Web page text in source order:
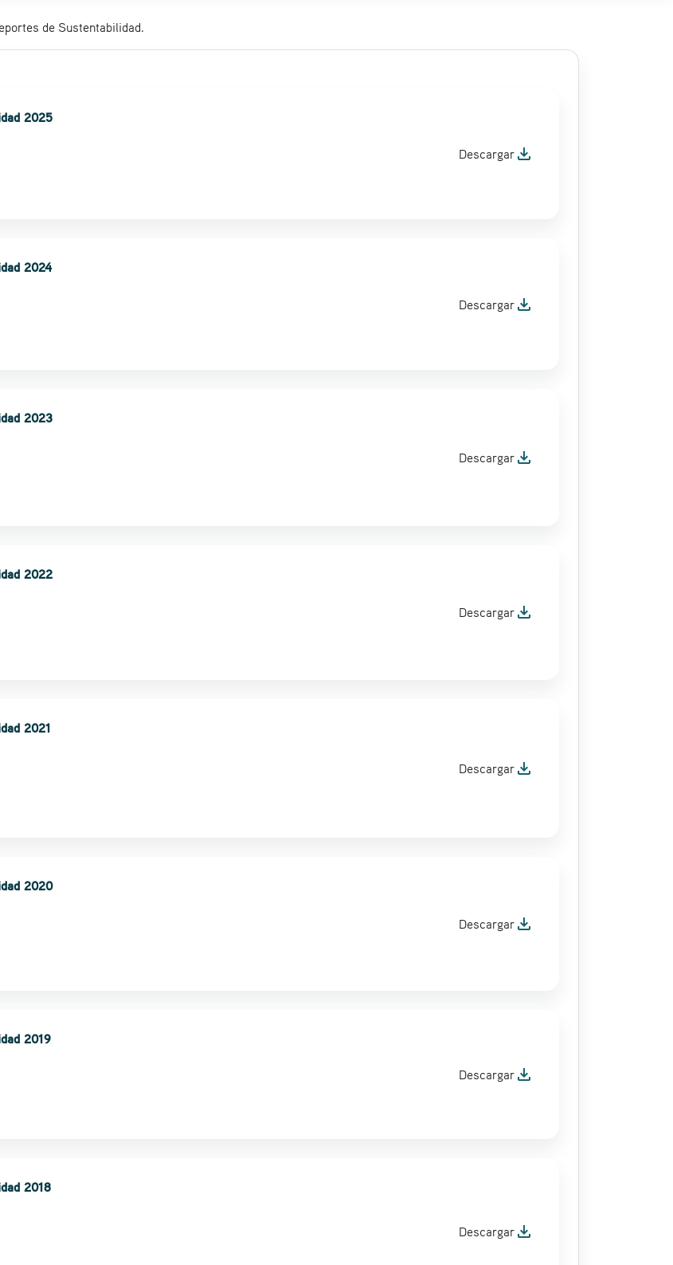
de Sustentabilidad.
2025
Descargarfile_download
2024
Descargarfile_download
2023
Descargarfile_download
2022
Descargarfile_download
2021
Descargarfile_download
2020
Descargarfile_download
2019
Descargarfile_download
2018
Descargarfile_download